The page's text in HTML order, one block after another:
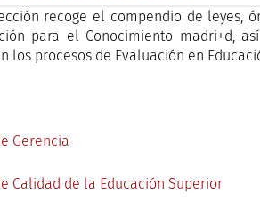
recoge el compendio de leyes,
para el Conocimiento madri+d,
los procesos de Evaluación en
Gerencia
Calidad de la Educación Superior